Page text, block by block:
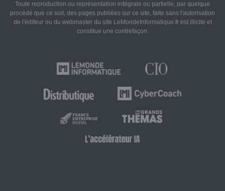
Toute reproduction ou représentation intégrale ou partielle, par quelque
procédé que ce soit, des pages publiées sur ce site, faite sans l'autorisation
de l'éditeur ou du webmaster du site LeMondeInformatique.fr est illicite et
constitue une contrefaçon.